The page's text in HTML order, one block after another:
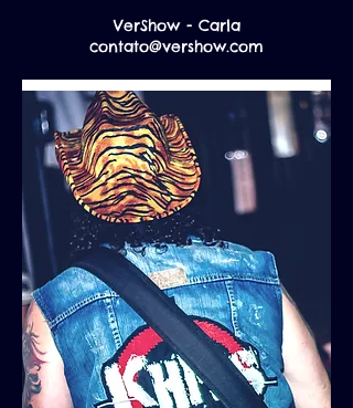
VerShow - Carla
contato@vershow.com